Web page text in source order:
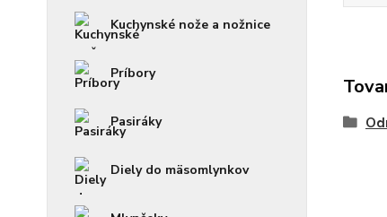
Kuchynské nože a nožnice
Príbory
Pasiráky
Diely do mäsomlynkov